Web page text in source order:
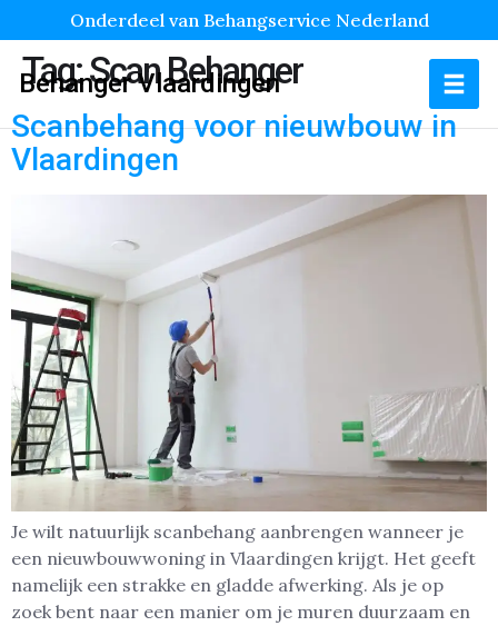
Onderdeel van Behangservice Nederland
Behanger Vlaardingen
Tag:Scan Behanger
Scanbehang voor nieuwbouw in
Vlaardingen
Je wilt natuurlijk scanbehang aanbrengen wanneer je
een nieuwbouwwoning in Vlaardingen krijgt. Het geeft
namelijk een strakke en gladde afwerking. Als je op
zoek bent naar een manier om je muren duurzaam en